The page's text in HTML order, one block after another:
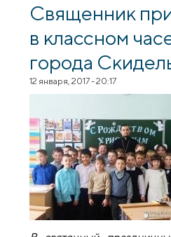
Священник
в классном
города
12 января, 2017 - 20:17